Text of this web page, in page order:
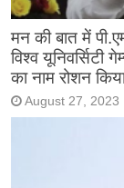
मन की बात में
विश्व
का नाम रोशन
August 27, 2023